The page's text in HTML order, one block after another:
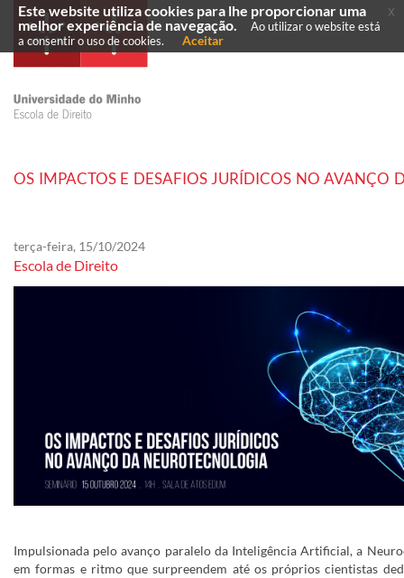
OS IMPACTOS E DESAFIOS JURÍDICOS NO AVANÇO
terça-feira, 15/10/2024
Escola de Direito
Impulsionada pelo avanço paralelo da Inteligência Artificial, a
em formas e ritmo que surpreendem até os próprios cientistas
Este website utiliza cookies para lhe proporcionar uma
melhor experiência de navegação.
Ao utilizar o website está
a consentir o uso de cookies.
Aceitar
x